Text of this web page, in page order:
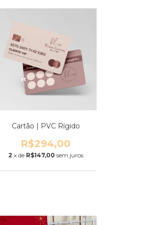
Cartão | PVC Rígido
R$294,00
2 x de R$147,00 sem juros